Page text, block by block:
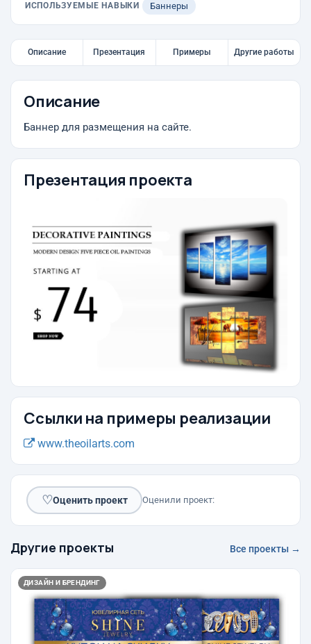
ИСПОЛЬЗУЕМЫЕ НАВЫКИ Баннеры
Описание Презентация Примеры Другие работы
Описание
Баннер для размещения на сайте.
Презентация проекта
Ссылки на примеры реализации
www.theoilarts.com
♡Оценить проект Оценили проект:
Другие проекты Все проекты →
ДИЗАЙН И БРЕНДИНГ